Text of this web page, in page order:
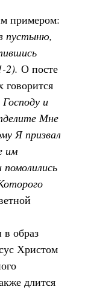
примером:
пустыню,
2). О посте
говорится
и
Мне
Я призвал
им
образ
Христом
длится